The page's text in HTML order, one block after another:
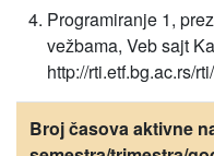
Programiranje 1,
vežbama, Veb sajt
http://rti.etf.bg.ac.rs/
Broj časova aktivne